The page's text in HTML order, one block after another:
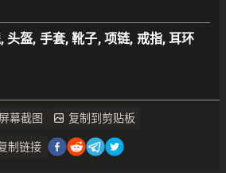
头盔, 手套, 靴子, 项链, 戒指, 耳环
幕截图 复制到剪贴板
制链接